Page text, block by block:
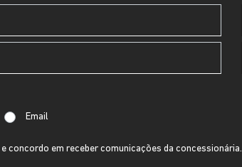
Email
e concordo em receber comunicações da concessionária.